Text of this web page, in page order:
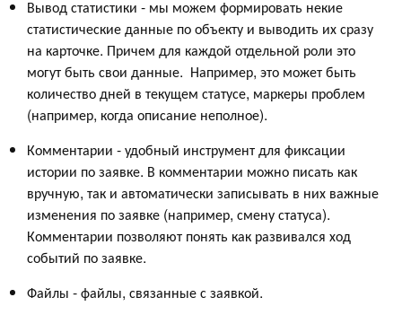
Вывод статистики - мы можем формировать некие
статистические данные по объекту и выводить их сразу
на карточке. Причем для каждой отдельной роли это
могут быть свои данные. Например, это может быть
количество дней в текущем статусе, маркеры проблем
(например, когда описание неполное).
Комментарии - удобный инструмент для фиксации
истории по заявке. В комментарии можно писать как
вручную, так и автоматически записывать в них важные
изменения по заявке (например, смену статуса).
Комментарии позволяют понять как развивался ход
событий по заявке.
Файлы - файлы, связанные с заявкой.